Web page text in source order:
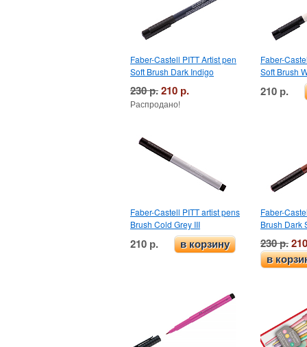
Faber-Castell PITT Artist pen
Soft Brush Dark Indigo
230 р.210 р.
Распродано!
Faber-
Soft Brush
210 р.
Faber-Castell PITT artist pens
Brush Cold Grey III
210 р. в корзину
Faber-
Brush Dark
230 р.
в